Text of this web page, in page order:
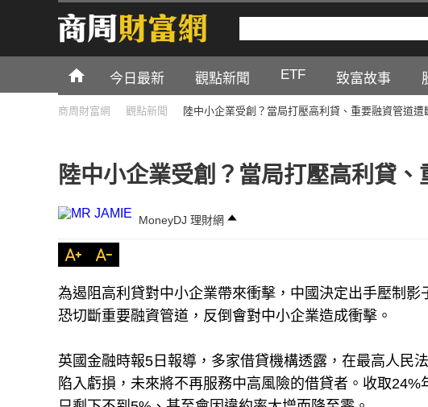
今日最新 觀點新聞 ETF 致富故事
商周財富網 觀點新聞 陸中小企業受創？當局打壓高利貸、重要融資管道遭
陸中小企業受創？當局打壓高利貸
MoneyDJ 理財網
為遏阻高利貸對中小企業帶來衝擊，中國決定出手壓制
恐切斷重要融資管道，反倒會對中小企業造成衝擊。
英國金融時報5日報導，多家借貸機構透露，在最高人民
陷入虧損，未來將不再服務中高風險的借貸者。收取